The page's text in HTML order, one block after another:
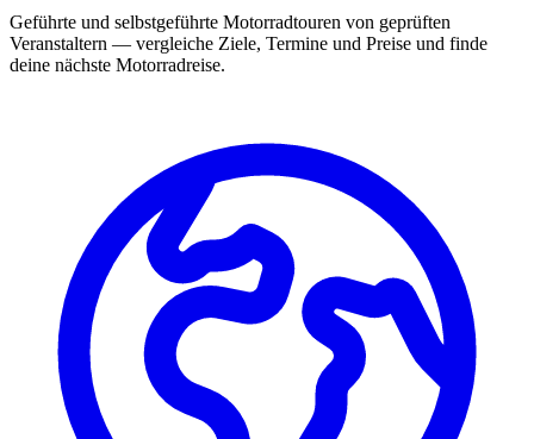
Geführte und selbstgeführte Motorradtouren von geprüften
Veranstaltern — vergleiche Ziele, Termine und Preise und finde
deine nächste Motorradreise.